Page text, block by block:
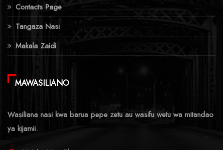
Contacts Page
Tangaza Nasi
Makala Zaidi
MAWASILIANO
Wasiliana nasi kwa barua pepe zetu au wasifu wetu wa mitandao
ya kijamii.